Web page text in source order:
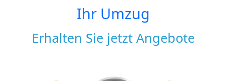
Ihr Umzug
Erhalten Sie jetzt Angebote